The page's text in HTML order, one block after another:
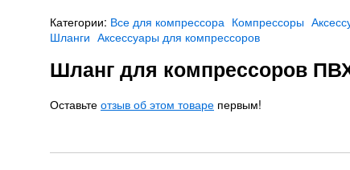
Категории: Все для компрессора Компрессоры
Шланги Аксессуары для компрессоров
Шланг для компрессоров
Оставьте отзыв об этом товаре первым!